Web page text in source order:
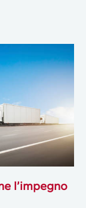
l’impegno